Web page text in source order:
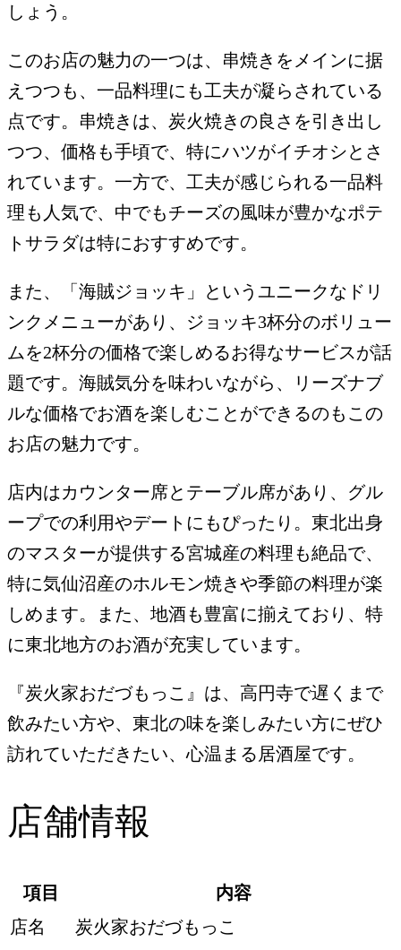
しょう。
このお店の魅力の一つは、串焼きをメインに据
えつつも、一品料理にも工夫が凝らされている
点です。串焼きは、炭火焼きの良さを引き出し
つつ、価格も手頃で、特にハツがイチオシとさ
れています。一方で、工夫が感じられる一品料
理も人気で、中でもチーズの風味が豊かなポテ
トサラダは特におすすめです。
また、「海賊ジョッキ」というユニークなドリ
ンクメニューがあり、ジョッキ3杯分のボリュー
ムを2杯分の価格で楽しめるお得なサービスが話
題です。海賊気分を味わいながら、リーズナブ
ルな価格でお酒を楽しむことができるのもこの
お店の魅力です。
店内はカウンター席とテーブル席があり、グル
ープでの利用やデートにもぴったり。東北出身
のマスターが提供する宮城産の料理も絶品で、
特に気仙沼産のホルモン焼きや季節の料理が楽
しめます。また、地酒も豊富に揃えており、特
に東北地方のお酒が充実しています。
『炭火家おだづもっこ』は、高円寺で遅くまで
飲みたい方や、東北の味を楽しみたい方にぜひ
訪れていただきたい、心温まる居酒屋です。
店舗情報
項目
内容
店名
炭火家おだづもっこ